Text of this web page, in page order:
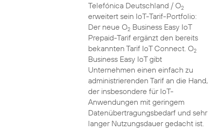
Telefónica Deutschland / O2
erweitert sein IoT-Tarif-Portfolio:
Der neue O2Business Easy IoT
Prepaid-Tarif ergänzt den bereits
bekannten Tarif IoT Connect. O2
Business Easy IoT gibt
Unternehmen einen einfach zu
administrierenden Tarif an die Hand,
der insbesondere für IoT-
Anwendungen mit geringem
Datenübertragungsbedarf und sehr
langer Nutzungsdauer gedacht ist.